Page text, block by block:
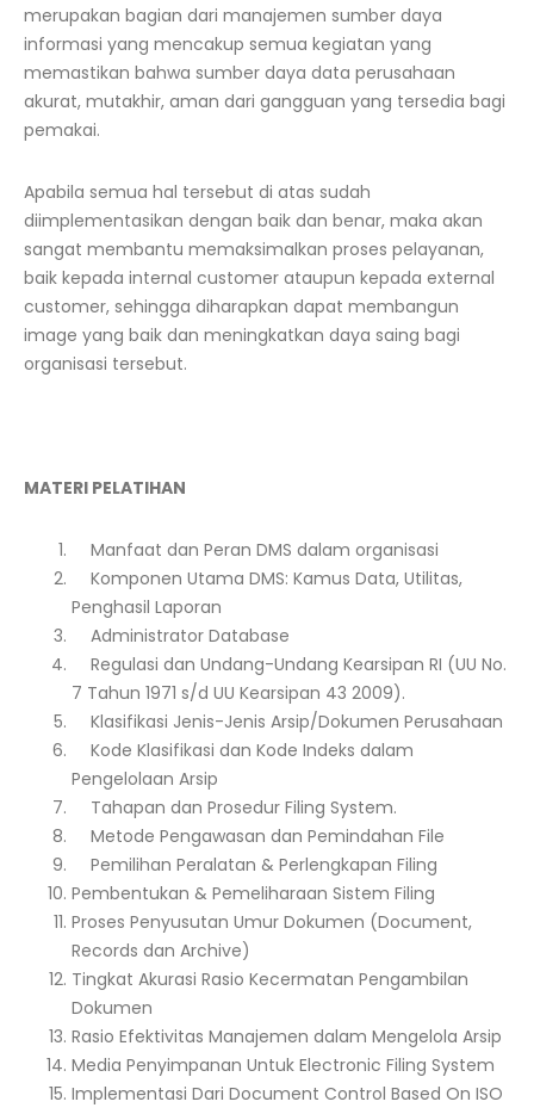
merupakan bagian dari manajemen sumber daya
informasi yang mencakup semua kegiatan yang
memastikan bahwa sumber daya data perusahaan
akurat, mutakhir, aman dari gangguan yang tersedia bagi
pemakai.
Apabila semua hal tersebut di atas sudah
diimplementasikan dengan baik dan benar, maka akan
sangat membantu memaksimalkan proses pelayanan,
baik kepada internal customer ataupun kepada external
customer, sehingga diharapkan dapat membangun
image yang baik dan meningkatkan daya saing bagi
organisasi tersebut.
MATERI PELATIHAN
Manfaat dan Peran DMS dalam organisasi
Komponen Utama DMS: Kamus Data, Utilitas,
Penghasil Laporan
Administrator Database
Regulasi dan Undang-Undang Kearsipan RI (UU No.
7 Tahun 1971 s/d UU Kearsipan 43 2009).
Klasifikasi Jenis-Jenis Arsip/Dokumen Perusahaan
Kode Klasifikasi dan Kode Indeks dalam
Pengelolaan Arsip
Tahapan dan Prosedur Filing System.
Metode Pengawasan dan Pemindahan File
Pemilihan Peralatan & Perlengkapan Filing
Pembentukan & Pemeliharaan Sistem Filing
Proses Penyusutan Umur Dokumen (Document,
Records dan Archive)
Tingkat Akurasi Rasio Kecermatan Pengambilan
Dokumen
Rasio Efektivitas Manajemen dalam Mengelola Arsip
Media Penyimpanan Untuk Electronic Filing System
Implementasi Dari Document Control Based On ISO